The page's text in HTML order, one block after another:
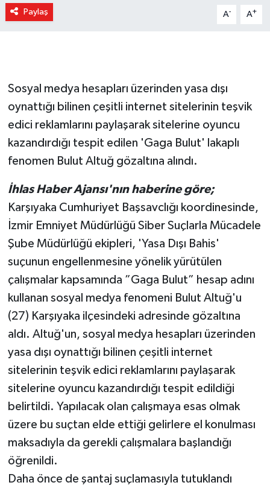
Paylaş A- A+
Sosyal medya hesapları üzerinden yasa dışı
oynattığı bilinen çeşitli internet sitelerinin teşvik
edici reklamlarını paylaşarak sitelerine oyuncu
kazandırdığı tespit edilen 'Gaga Bulut' lakaplı
fenomen Bulut Altuğ gözaltına alındı.
İhlas Haber Ajansı'nın haberine göre;
Karşıyaka Cumhuriyet Başsavclığı koordinesinde,
İzmir Emniyet Müdürlüğü Siber Suçlarla Mücadele
Şube Müdürlüğü ekipleri, 'Yasa Dışı Bahis'
suçunun engellenmesine yönelik yürütülen
çalışmalar kapsamında ”Gaga Bulut” hesap adını
kullanan sosyal medya fenomeni Bulut Altuğ'u
(27) Karşıyaka ilçesindeki adresinde gözaltına
aldı. Altuğ'un, sosyal medya hesapları üzerinden
yasa dışı oynattığı bilinen çeşitli internet
sitelerinin teşvik edici reklamlarını paylaşarak
sitelerine oyuncu kazandırdığı tespit edildiği
belirtildi. Yapılacak olan çalışmaya esas olmak
üzere bu suçtan elde ettiği gelirlere el konulması
maksadıyla da gerekli çalışmalara başlandığı
öğrenildi.
Daha önce de şantaj suçlamasıyla tutuklandı